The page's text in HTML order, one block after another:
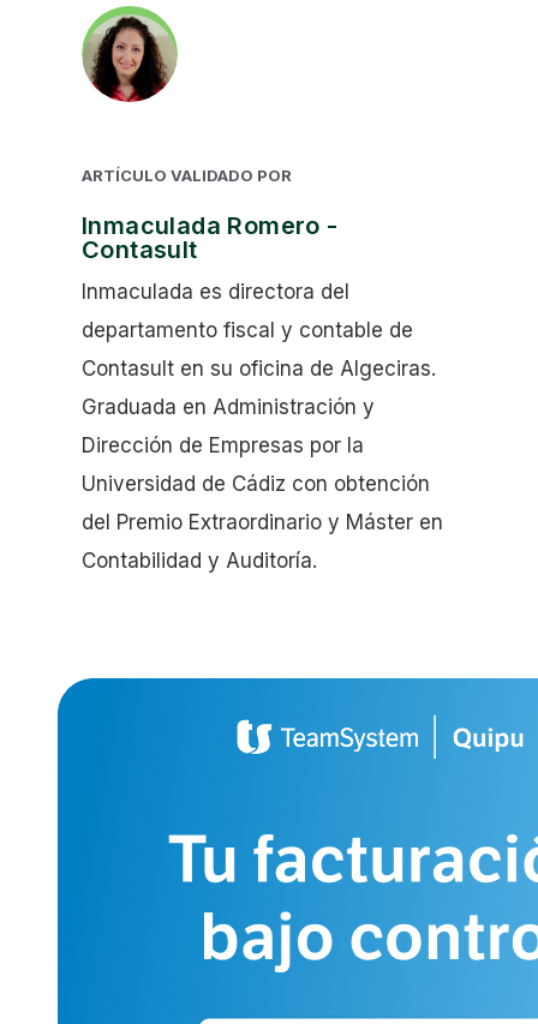
ARTÍCULO VALIDADO POR
Inmaculada Romero -
Contasult
Inmaculada es directora del
departamento fiscal y contable de
Contasult en su oficina de Algeciras.
Graduada en Administración y
Dirección de Empresas por la
Universidad de Cádiz con obtención
del Premio Extraordinario y Máster en
Contabilidad y Auditoría.